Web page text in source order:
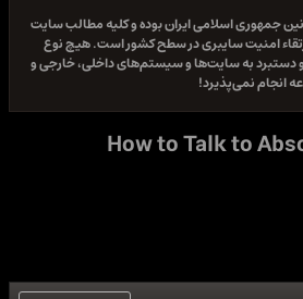
جمهوری اسلامی ایران بوده و کلیه مطالب سایت
امنیت سایبری در سطح کشور است. هیچ نوع
دستبرد به سایت‌ها و سیستم‌های داخلی، خارجی و
انجام نمی‌پذیرد!
How to Talk to